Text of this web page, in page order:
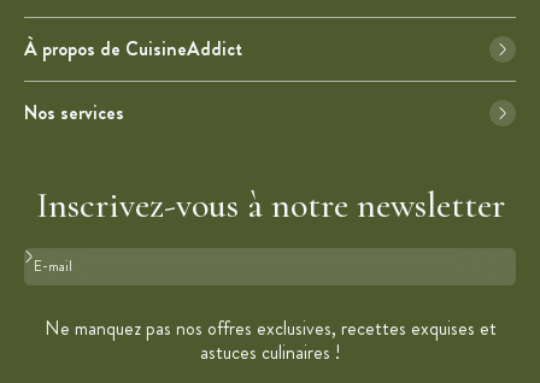
À propos de CuisineAddict
Nos services
Inscrivez-vous à notre newsletter
Format : adresse@email.com
Ne manquez pas nos offres exclusives, recettes exquises et
astuces culinaires !